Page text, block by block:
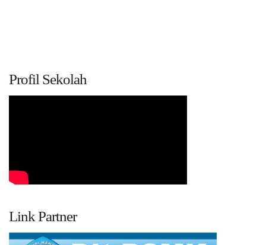
Profil Sekolah
Link Partner